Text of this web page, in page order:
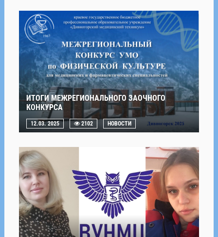
ИТОГИ МЕЖРЕГИОНАЛЬНОГО ЗАОЧНОГО
КОНКУРСА
12.03. 2025 2102 НОВОСТИ